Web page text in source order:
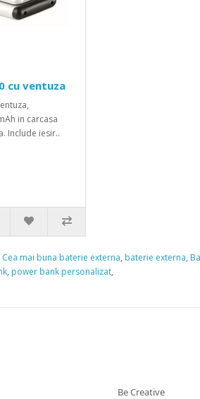
cu ventuza
in carcasa
Include iesir..
Cea mai buna baterie externa, baterie externa,
, power bank personalizat,
Be Creative